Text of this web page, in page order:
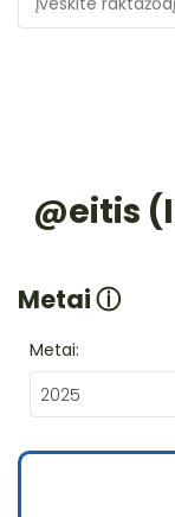
@eitis
Metaiⓘ
Metai:
2025